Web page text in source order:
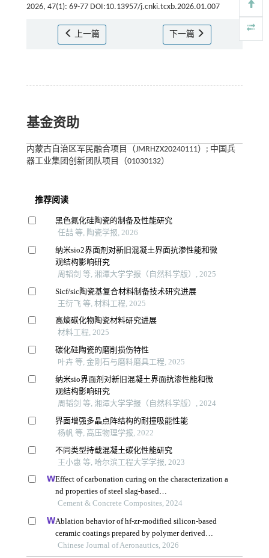
2026, 47(1): 69-77 DOI:10.13957/j.cnki.tcxb.2026.01.007
上一篇 下一篇
基金资助
内蒙古自治区军民融合项目（JMRHZX20240111）; 中国兵
器工业集团创新团队项目（01030132）